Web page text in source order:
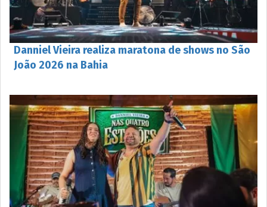
Danniel Vieira realiza maratona de shows no São
João 2026 na Bahia